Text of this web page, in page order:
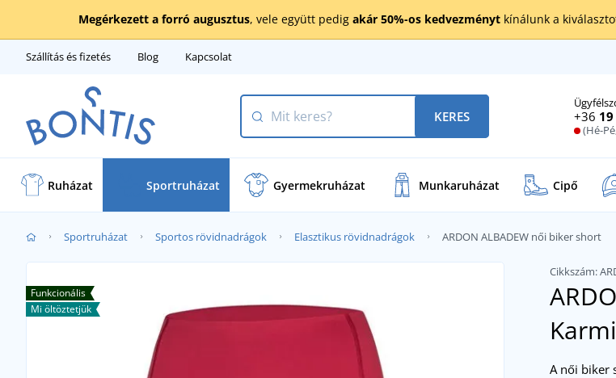
Megérkezett a forró augusztus, vele együtt pedig akár 50%-os kedvezményt kínálunk a
Szállítás és fizetés Blog Kapcsolat
+36
(Hé-
KERES
Ruházat Sportruházat Gyermekruházat Munkaruházat Cipő
Sportruházat Sportos rövidnadrágok Elasztikus rövidnadrágok ARDON ALBADEW női biker short
Cikkszám:
Funkcionális
Mi öltöztetjük
A női biker